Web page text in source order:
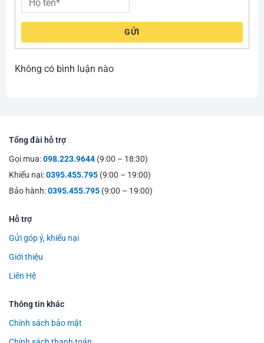
GỬI
Không có bình luận nào
Tổng đài hỗ trợ
Gọi mua:098.223.9644 (9:00 – 18:30)
Khiếu nại:0395.455.795 (9:00 – 19:00)
Bảo hành:0395.455.795 (9:00 – 19:00)
Hỗ trợ
Gửi góp ý, khiếu nại
Giới thiệu
Liên Hệ
Thông tin khác
Chính sách bảo mật